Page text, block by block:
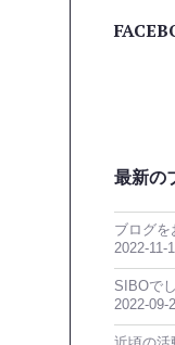
最新の
ブログを
2022-11-
SIBOで
2022-09-